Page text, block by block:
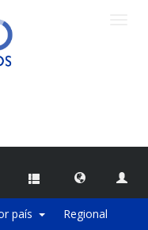
país Regional